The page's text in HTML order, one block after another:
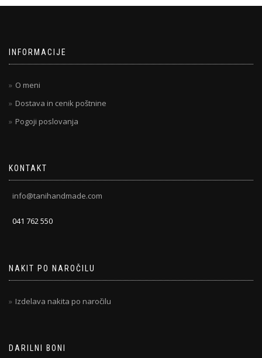
INFORMACIJE
O meni
Dostava in cenik poštnine
Pogoji poslovanja
KONTAKT
info@tanihandmade.com
041 762 550
NAKIT PO NAROČILU
Izdelava nakita po naročilu
DARILNI BONI